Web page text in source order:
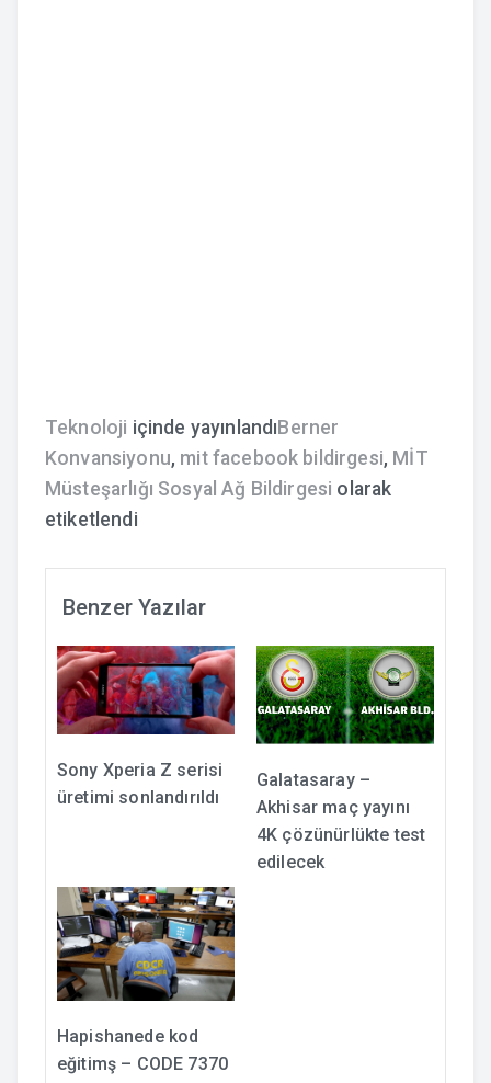
Teknoloji içinde yayınlandıBerner
Konvansiyonu, mit facebook bildirgesi, MİT
Müsteşarlığı Sosyal Ağ Bildirgesi olarak
etiketlendi
Benzer Yazılar
Sony Xperia Z serisi
üretimi sonlandırıldı
Galatasaray –
Akhisar maç yayını
4K çözünürlükte test
edilecek
Hapishanede kod
eğitimş – CODE 7370